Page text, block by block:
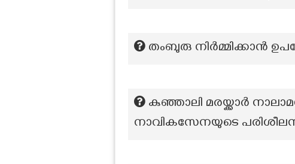
തംബുരു നിർമ്മിക്കാൻ
കുഞ്ഞാലി മരയ്ക്കാർ
നാവികസേനയുടെ പരിശീലന